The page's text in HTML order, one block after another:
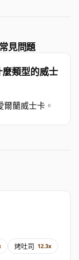
見問題
類型的威士
爾蘭威士卡 。
烤吐司 12.3x